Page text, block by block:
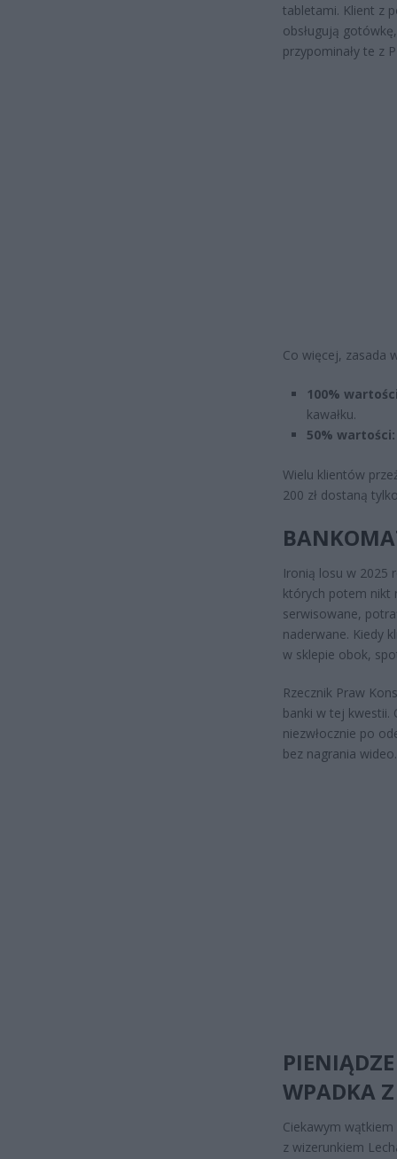
tabletami. Klient z
obsługują
przypominały te z
Co więcej, zasada
100%
kawałku.
50% wartości:
Wielu klientów
200 zł dostaną
Ironią losu w 2025
których potem nikt
serwisowane,
naderwane. Kiedy
w sklepie obok,
Rzecznik Praw
banki w tej kwestii.
niezwłocznie po
bez nagrania wideo.
WPADKA
Ciekawym
z wizerunkiem